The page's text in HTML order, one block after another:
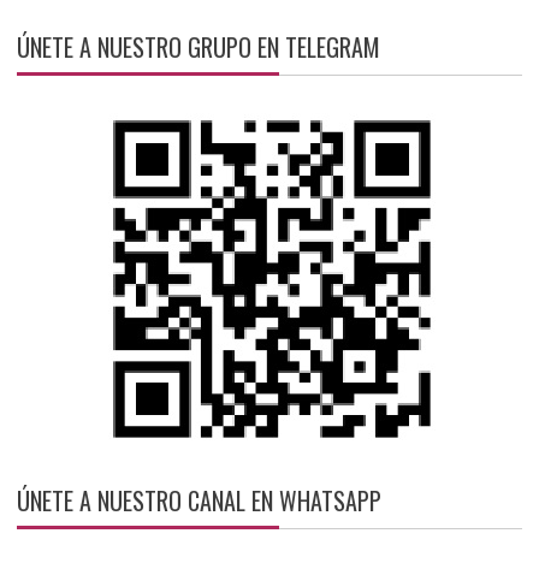
ÚNETE A NUESTRO GRUPO EN TELEGRAM
ÚNETE A NUESTRO CANAL EN WHATSAPP